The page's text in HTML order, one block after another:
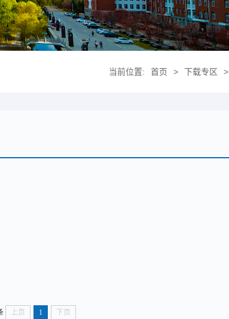
当前位置: 首页 > 下载专区 >
上页 1 下页